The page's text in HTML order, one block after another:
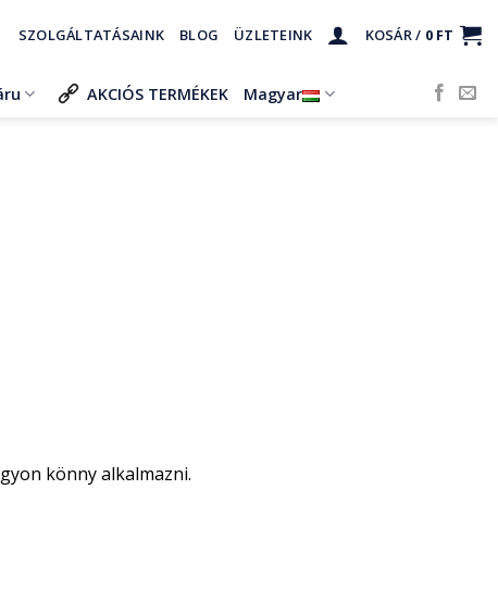
SZOLGÁLTATÁSAINK BLOG ÜZLETEINK KOSÁR / 0 FT
AKCIÓS TERMÉKEK Magyar
könny alkalmazni.